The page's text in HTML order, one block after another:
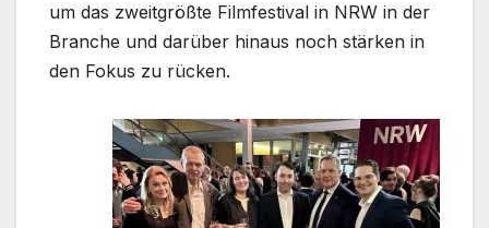
um das zweitgrößte Filmfestival in NRW in der
Branche und darüber hinaus noch stärken in
den Fokus zu rücken.